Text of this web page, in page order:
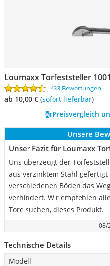
Loumaxx Torfeststeller
433 Bewertungen
ab 10,00 € ( Sofort lieferbar)
Preisvergleich
Unsere
Unser Fazit für Loumaxx
Uns überzeugt der
aus verzinktem Stahl
verschiedenen Böden das
verhindert. Wir empfehlen
Tore suchen, dieses Produkt.
08/
Technische Details
Modell